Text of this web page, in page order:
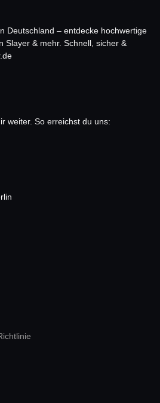
Deutschland – entdecke hochwertige
Slayer & mehr. Schnell, sicher &
weiter. So erreichst du uns: